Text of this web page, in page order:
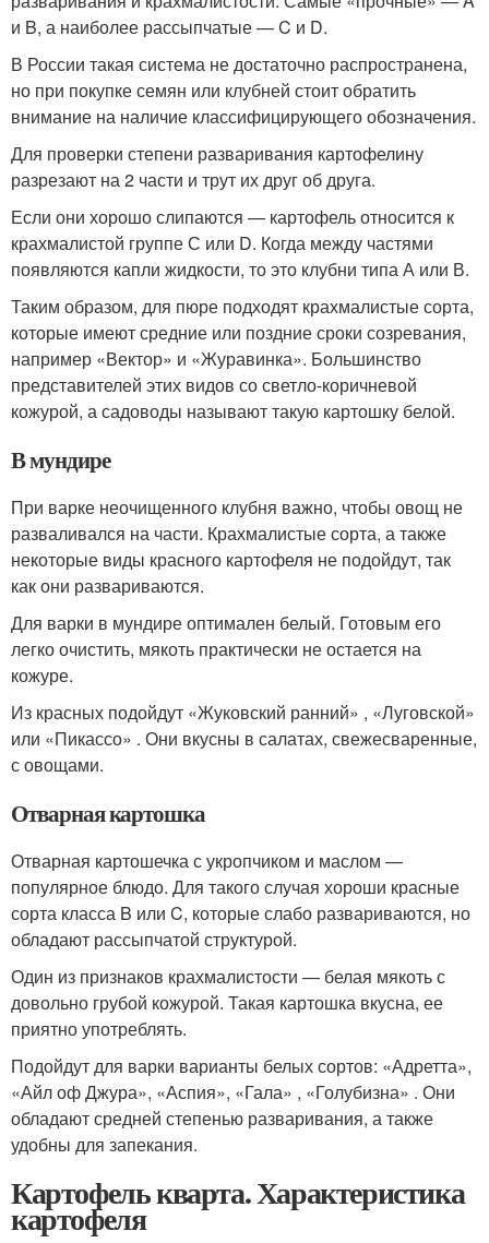
и B, а наиболее рассыпчатые — C и D.
В России такая система не достаточно распространена,
но при покупке семян или клубней стоит обратить
внимание на наличие классифицирующего обозначения.
Для проверки степени разваривания картофелину
разрезают на 2 части и трут их друг об друга.
Если они хорошо слипаются — картофель относится к
крахмалистой группе С или D. Когда между частями
появляются капли жидкости, то это клубни типа А или В.
Таким образом, для пюре подходят крахмалистые сорта,
которые имеют средние или поздние сроки созревания,
например «Вектор» и «Журавинка». Большинство
представителей этих видов со светло-коричневой
кожурой, а садоводы называют такую картошку белой.
В мундире
При варке неочищенного клубня важно, чтобы овощ не
разваливался на части. Крахмалистые сорта, а также
некоторые виды красного картофеля не подойдут, так
как они развариваются.
Для варки в мундире оптимален белый. Готовым его
легко очистить, мякоть практически не остается на
кожуре.
Из красных подойдут «Жуковский ранний» , «Луговской»
или «Пикассо» . Они вкусны в салатах, свежесваренные,
с овощами.
Отварная картошка
Отварная картошечка с укропчиком и маслом —
популярное блюдо. Для такого случая хороши красные
сорта класса B или C, которые слабо развариваются, но
обладают рассыпчатой структурой.
Один из признаков крахмалистости — белая мякоть с
довольно грубой кожурой. Такая картошка вкусна, ее
приятно употреблять.
Подойдут для варки варианты белых сортов: «Адретта»,
«Айл оф Джура», «Аспия», «Гала» , «Голубизна» . Они
обладают средней степенью разваривания, а также
удобны для запекания.
Картофель кварта. Характеристика
картофеля